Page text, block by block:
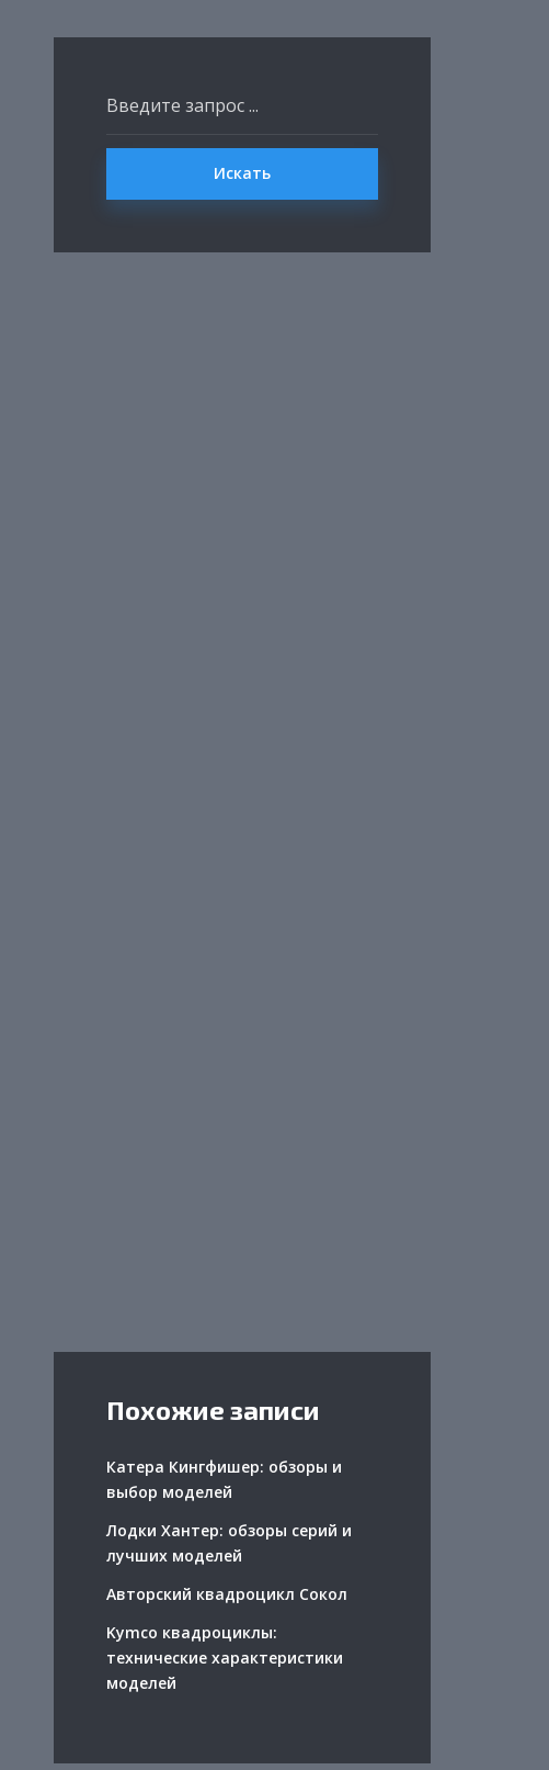
Искать
Похожие записи
Катера Кингфишер: обзоры и
выбор моделей
Лодки Хантер: обзоры серий и
лучших моделей
Авторский квадроцикл Сокол
Kymco квадроциклы:
технические характеристики
моделей